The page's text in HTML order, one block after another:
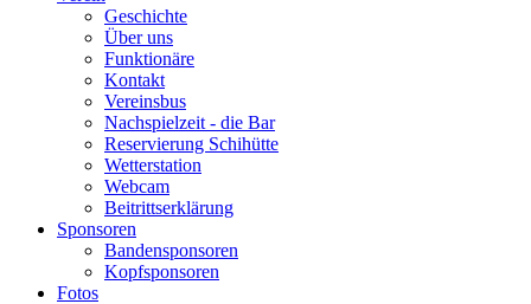
Geschichte
Über uns
Funktionäre
Kontakt
Vereinsbus
Nachspielzeit - die Bar
Reservierung Schihütte
Wetterstation
Webcam
Beitrittserklärung
Sponsoren
Bandensponsoren
Kopfsponsoren
Fotos